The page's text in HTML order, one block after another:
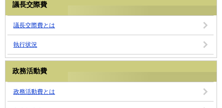
議長交際費
議長交際費とは
執行状況
政務活動費
政務活動費とは